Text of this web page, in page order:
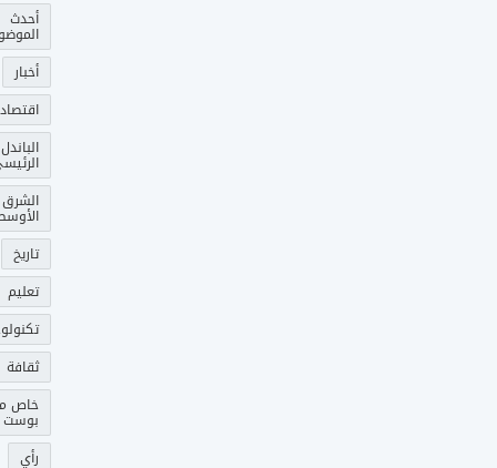
أحدث
أخبار
اقتصاد
الباندل
الشرق
تاريخ
تعليم
ثقافة
خاص
بوست
رأي